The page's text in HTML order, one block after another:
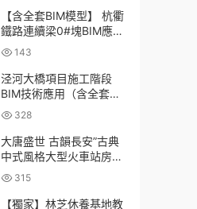
建模CAD圖紙
【含全套BIM模型】 杭衢
鐵路連續梁0#塊BIM應用
成果｜鋼筋與預應力深化
施工實戰資料
143
泾河大橋項目施工階段
BIM技術應用（含全套
BIM模型、彙報PPT及演
示視頻）
328
大唐盛世 古韻長安”古典
中式風格大型火車站房
BIM應用及關鍵技術研發
（含全套BIM模型、彙報
PPT及演示視頻）
315
【獨家】林芝休養基地教